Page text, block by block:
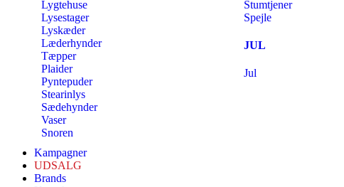
Lygtehuse
Lysestager
Lyskæder
Læderhynder
Tæpper
Plaider
Pyntepuder
Stearinlys
Sædehynder
Vaser
Snoren
Stumtjener
Spejle
JUL
Jul
Kampagner
UDSALG
Brands